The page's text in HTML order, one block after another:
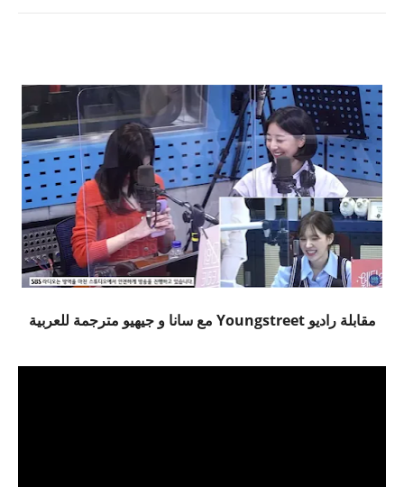
مقابلة راديو Youngstreet مع سانا و جيهيو مترجمة للعربية